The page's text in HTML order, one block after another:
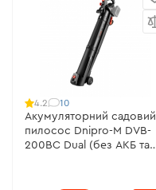
4.2 10
Акумуляторний садовий
пилосос Dnipro-M DVB-
200BC Dual (без АКБ та